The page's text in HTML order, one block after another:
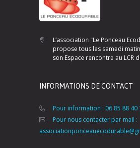
L’association "Le Ponceau
propose tous les samedi
son Espace rencontre au LCR
INFORMATIONS DE CONTACT
Pour information : 06 85 88 40
Pour nous contacter par mail :